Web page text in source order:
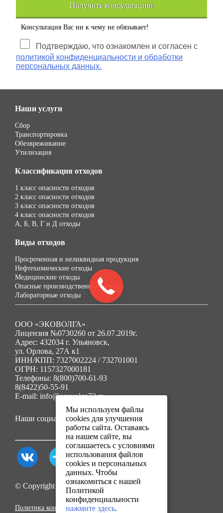
Получить консультацию
Консультация Вас ни к чему не обязывает!
Подтверждаю, что ознакомлен и согласен с
политикой конфиденциальности и обработки
персональных данных.
Наши услуги
Сбор
Транспортировка
Обезвреживание
Утилизация
Классификация отходов
1 класс опасности отходов
2 класс опасности отходов
3 класс опасности отходов
4 класс опасности отходов
А, Б, В, Г и Д отходы
Виды отходов
Просроченная и неликвидная продукция
Нефтехимические отходы
Медицинские отходы
Опасные производственные отходы
Лабораторные отходы
ООО «ЭКОВОЛГА»
Лицензия №0730260 от 26.07.2019г.
Адрес: 432034 г. Ульяновск,
ул. Орлова, 27А к1
ИНН/КПП: 7327002224 / 732701001
ОГРН: 1157327000181
Телефоны: 8(800)700-61-93
8(8422)50-55-91
E-mail: info@ecovolga73.ru
Наши социальные сети:
© Copyright 2025. Все права защищены.
Политика конфиденциальности
Мы используем файлы
cookies для улучшения
работы сайта. Оставаясь
на нашем сайте, вы
соглашаетесь с условиями
использования файлов
cookies и персональных
данных. Чтобы
ознакомиться с нашей
Политикой
конфиденциальности
нажмите здесь.